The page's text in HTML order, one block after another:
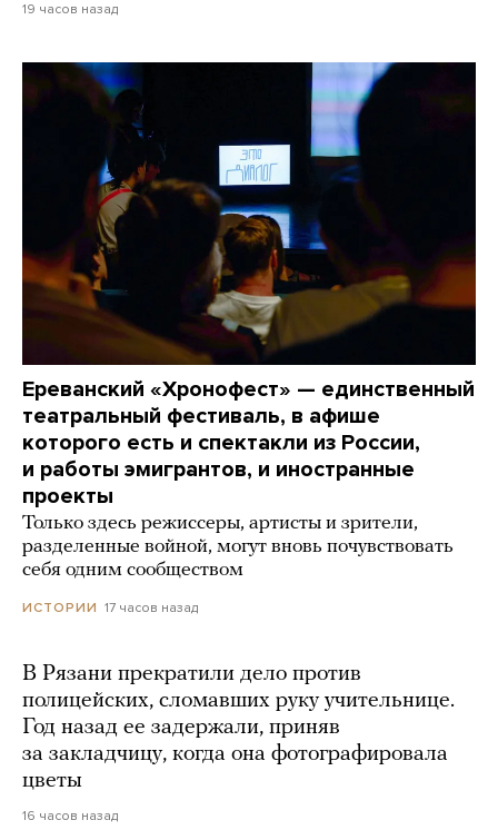
19 часов назад
Ереванский «Хронофест» — единственный
театральный фестиваль, в афише
которого есть и спектакли из России,
и работы эмигрантов, и иностранные
проекты
Только здесь режиссеры, артисты и зрители,
разделенные войной, могут вновь почувствовать
себя одним сообществом
ИСТОРИИ 17 часов назад
В Рязани прекратили дело против
полицейских, сломавших руку учительнице.
Год назад ее задержали, приняв
за закладчицу, когда она фотографировала
цветы
16 часов назад